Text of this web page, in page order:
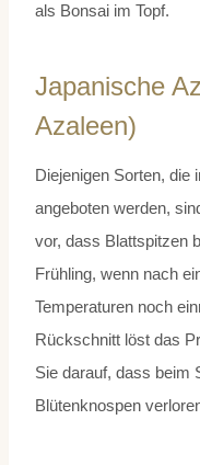
als Bonsai im Topf.
Japanische
Azaleen)
Diejenigen Sorten, die
angeboten werden,
vor, dass Blattspitzen
Frühling, wenn nach
Temperaturen noch
Rückschnitt löst das
Sie darauf, dass beim
Blütenknospen